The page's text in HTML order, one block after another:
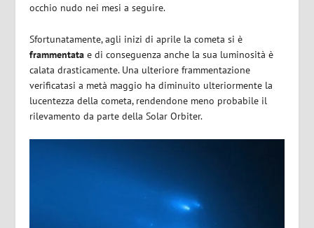
occhio nudo nei mesi a seguire.
Sfortunatamente, agli inizi di aprile la cometa si è
frammentata e di conseguenza anche la sua luminosità è
calata drasticamente. Una ulteriore frammentazione
verificatasi a metà maggio ha diminuito ulteriormente la
lucentezza della cometa, rendendone meno probabile il
rilevamento da parte della Solar Orbiter.